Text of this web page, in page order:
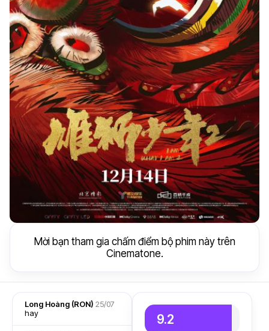
Mời bạn tham gia chấm điểm bộ phim này trên
Cinematone.
Long Hoàng (RON) 25/07
hay
9.2